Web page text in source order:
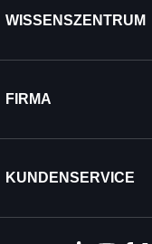
WISSENSZENTRUM
FIRMA
KUNDENSERVICE